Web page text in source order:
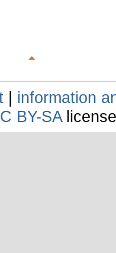
| information
BY-SA